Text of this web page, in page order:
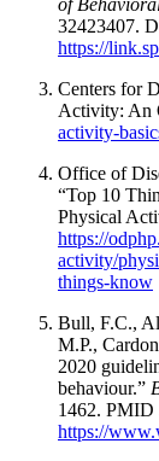
of
32423407.
https://
Centers for
Activity: An
activity-
Office of
“Top 10
Physical
https://
activity/
things-know
Bull, F.C.,
M.P.,
2020
behaviour.”
1462. PMID
https://